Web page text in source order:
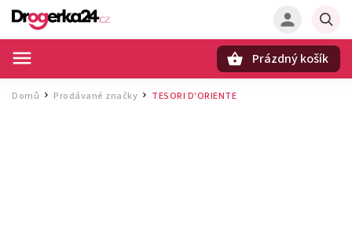
Prázdný košík
Domů / Prodávané značky / TESORI D'ORIENTE